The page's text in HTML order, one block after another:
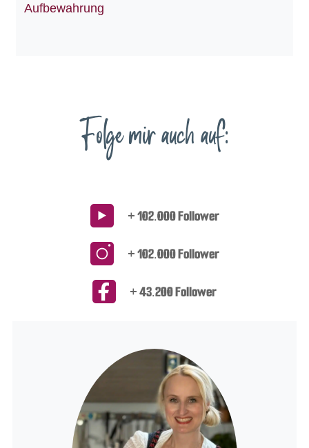
Aufbewahrung
Folge mir auch auf:
+ 102.000 Follower
+ 102.000 Follower
+ 43.200 Follower